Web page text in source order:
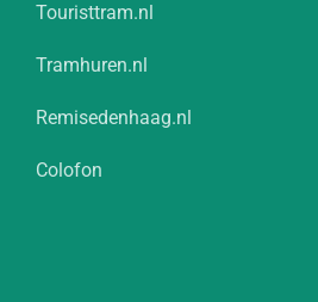
Touristtram.nl
Tramhuren.nl
Remisedenhaag.nl
Colofon